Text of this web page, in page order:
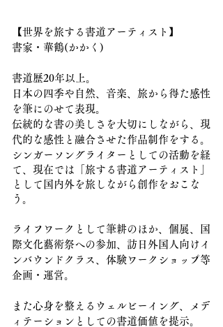
【世界を旅する書道アーティスト】
書家・華鶴(かかく)
書道歴20年以上。
日本の四季や自然、音楽、旅から得た感性
を筆にのせて表現。
伝統的な書の美しさを大切にしながら、現
代的な感性と融合させた作品制作をする。
​ シンガーソングライターとしての活動を経
て、現在では「旅する書道アーティスト」
として国内外を旅しながら創作をおこな
う。
ライフワークとして筆耕のほか、個展、国
際文化藝術祭への参加、訪日外国人向けイ
ンバウンドクラス、 体験ワークショップ等
企画・運営。
また心身を整えるウェルビーイング、メデ
ィテーションとしての書道価値を提示。